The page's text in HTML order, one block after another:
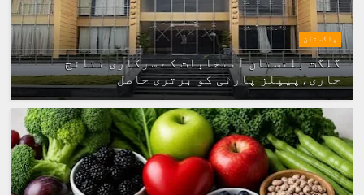
پاکستان
گلگت بلتستان انتخابات کے سرکاری نتائج
جاری،پیپلز پارٹی کو برتری حاصل